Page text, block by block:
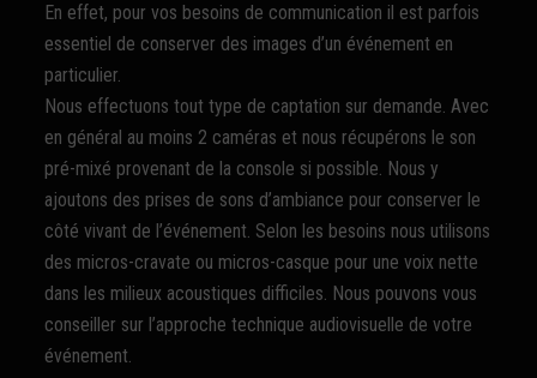
En effet, pour vos besoins de communication il est parfois
essentiel de conserver des images d’un événement en
particulier.
Nous effectuons tout type de captation sur demande. Avec
en général au moins 2 caméras et nous récupérons le son
pré-mixé provenant de la console si possible. Nous y
ajoutons des prises de sons d’ambiance pour conserver le
côté vivant de l’événement. Selon les besoins nous utilisons
des micros-cravate ou micros-casque pour une voix nette
dans les milieux acoustiques difficiles. Nous pouvons vous
conseiller sur l’approche technique audiovisuelle de votre
événement.